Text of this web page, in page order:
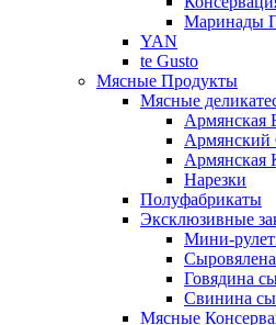
Маринады
YAN
te Gusto
Мясные Продукты
Мясные
Армянская
Армянский
Армянская
Нарезки
Полуфабрикаты
Эксклюзивные
Мини-
Говядина
Свинина
Мясные